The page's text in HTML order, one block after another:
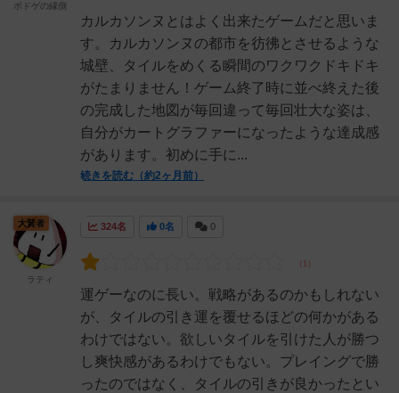
カルカソンヌとはよく出来たゲームだと思いま
す。カルカソンヌの都市を彷彿とさせるような
城壁、タイルをめくる瞬間のワクワクドキドキ
がたまりません！ゲーム終了時に並べ終えた後
の完成した地図が毎回違って毎回壮大な姿は、
自分がカートグラファーになったような達成感
があります。初めに手に...
続きを読む（約2ヶ月前）
ボドゲの縁側
324名 0名 0
運ゲーなのに長い。戦略があるのかもしれない
が、タイルの引き運を覆せるほどの何かがある
わけではない。欲しいタイルを引けた人が勝つ
し爽快感があるわけでもない。プレイングで勝
ったのではなく、タイルの引きが良かったとい
大賢者
ラティ